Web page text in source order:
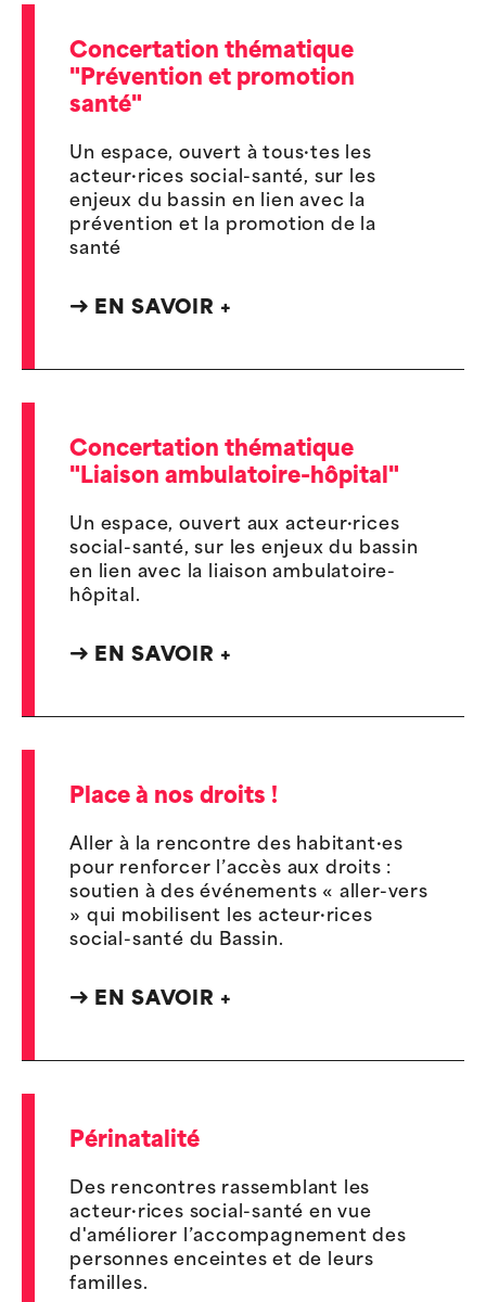
Concertation thématique
"Prévention et promotion
santé"
Un espace, ouvert à tous·tes les
acteur·rices social-santé, sur les
enjeux du bassin en lien avec la
prévention et la promotion de la
santé
EN SAVOIR +
Concertation thématique
"Liaison ambulatoire-hôpital"
Un espace, ouvert aux acteur·rices
social-santé, sur les enjeux du bassin
en lien avec la liaison ambulatoire-
hôpital.
EN SAVOIR +
Place à nos droits !
Aller à la rencontre des habitant·es
pour renforcer l’accès aux droits :
soutien à des événements « aller-vers
» qui mobilisent les acteur·rices
social-santé du Bassin.
EN SAVOIR +
Périnatalité
Des rencontres rassemblant les
acteur·rices social-santé en vue
d'améliorer l’accompagnement des
personnes enceintes et de leurs
familles.